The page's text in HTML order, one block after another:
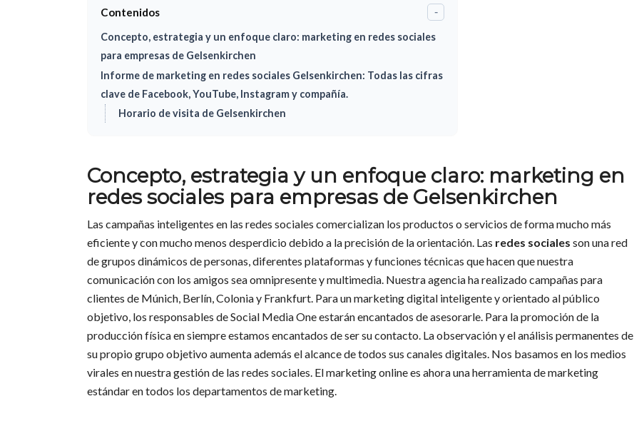
Contenidos -
Concepto, estrategia y un enfoque claro: marketing en redes sociales
para empresas de Gelsenkirchen
Informe de marketing en redes sociales Gelsenkirchen: Todas las cifras
clave de Facebook, YouTube, Instagram y compañía.
Horario de visita de Gelsenkirchen
Concepto, estrategia y un enfoque claro: marketing en
redes sociales para empresas de Gelsenkirchen
Las campañas inteligentes en las redes sociales comercializan los productos o servicios de forma mucho más
eficiente y con mucho menos desperdicio debido a la precisión de la orientación. Las redes sociales son una red
de grupos dinámicos de personas, diferentes plataformas y funciones técnicas que hacen que nuestra
comunicación con los amigos sea omnipresente y multimedia. Nuestra agencia ha realizado campañas para
clientes de Múnich, Berlín, Colonia y Frankfurt. Para un marketing digital inteligente y orientado al público
objetivo, los responsables de Social Media One estarán encantados de asesorarle. Para la promoción de la
producción física en siempre estamos encantados de ser su contacto. La observación y el análisis permanentes de
su propio grupo objetivo aumenta además el alcance de todos sus canales digitales. Nos basamos en los medios
virales en nuestra gestión de las redes sociales. El marketing online es ahora una herramienta de marketing
estándar en todos los departamentos de marketing.